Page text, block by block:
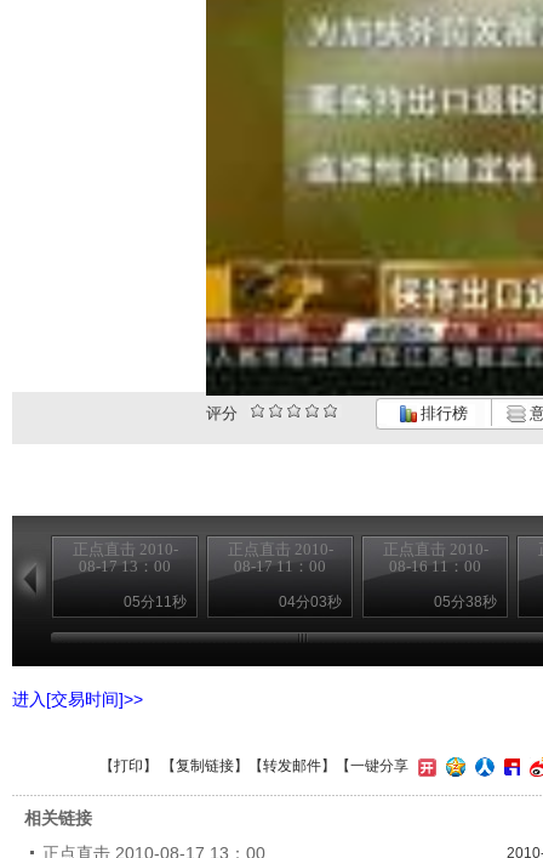
评分 排行榜
正点直击 2010-
08-17 13：00
05分11秒
正点直击 2010-
08-17 11：00
04分03秒
正点直击 2010-
08-16 11：00
05分38秒
进入[交易时间]>>
【打印 】 【复制链接】【转发邮件】 【一键分享
相关链接
正点直击 2010-08-17 13：00